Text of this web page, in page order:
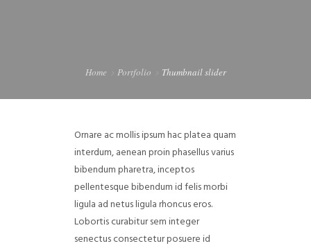
Home Portfolio Thumbnail slider
Ornare ac mollis ipsum hac platea quam
interdum, aenean proin phasellus varius
bibendum pharetra, inceptos
pellentesque bibendum id felis morbi
ligula ad netus ligula rhoncus eros.
Lobortis curabitur sem integer
senectus consectetur posuere id